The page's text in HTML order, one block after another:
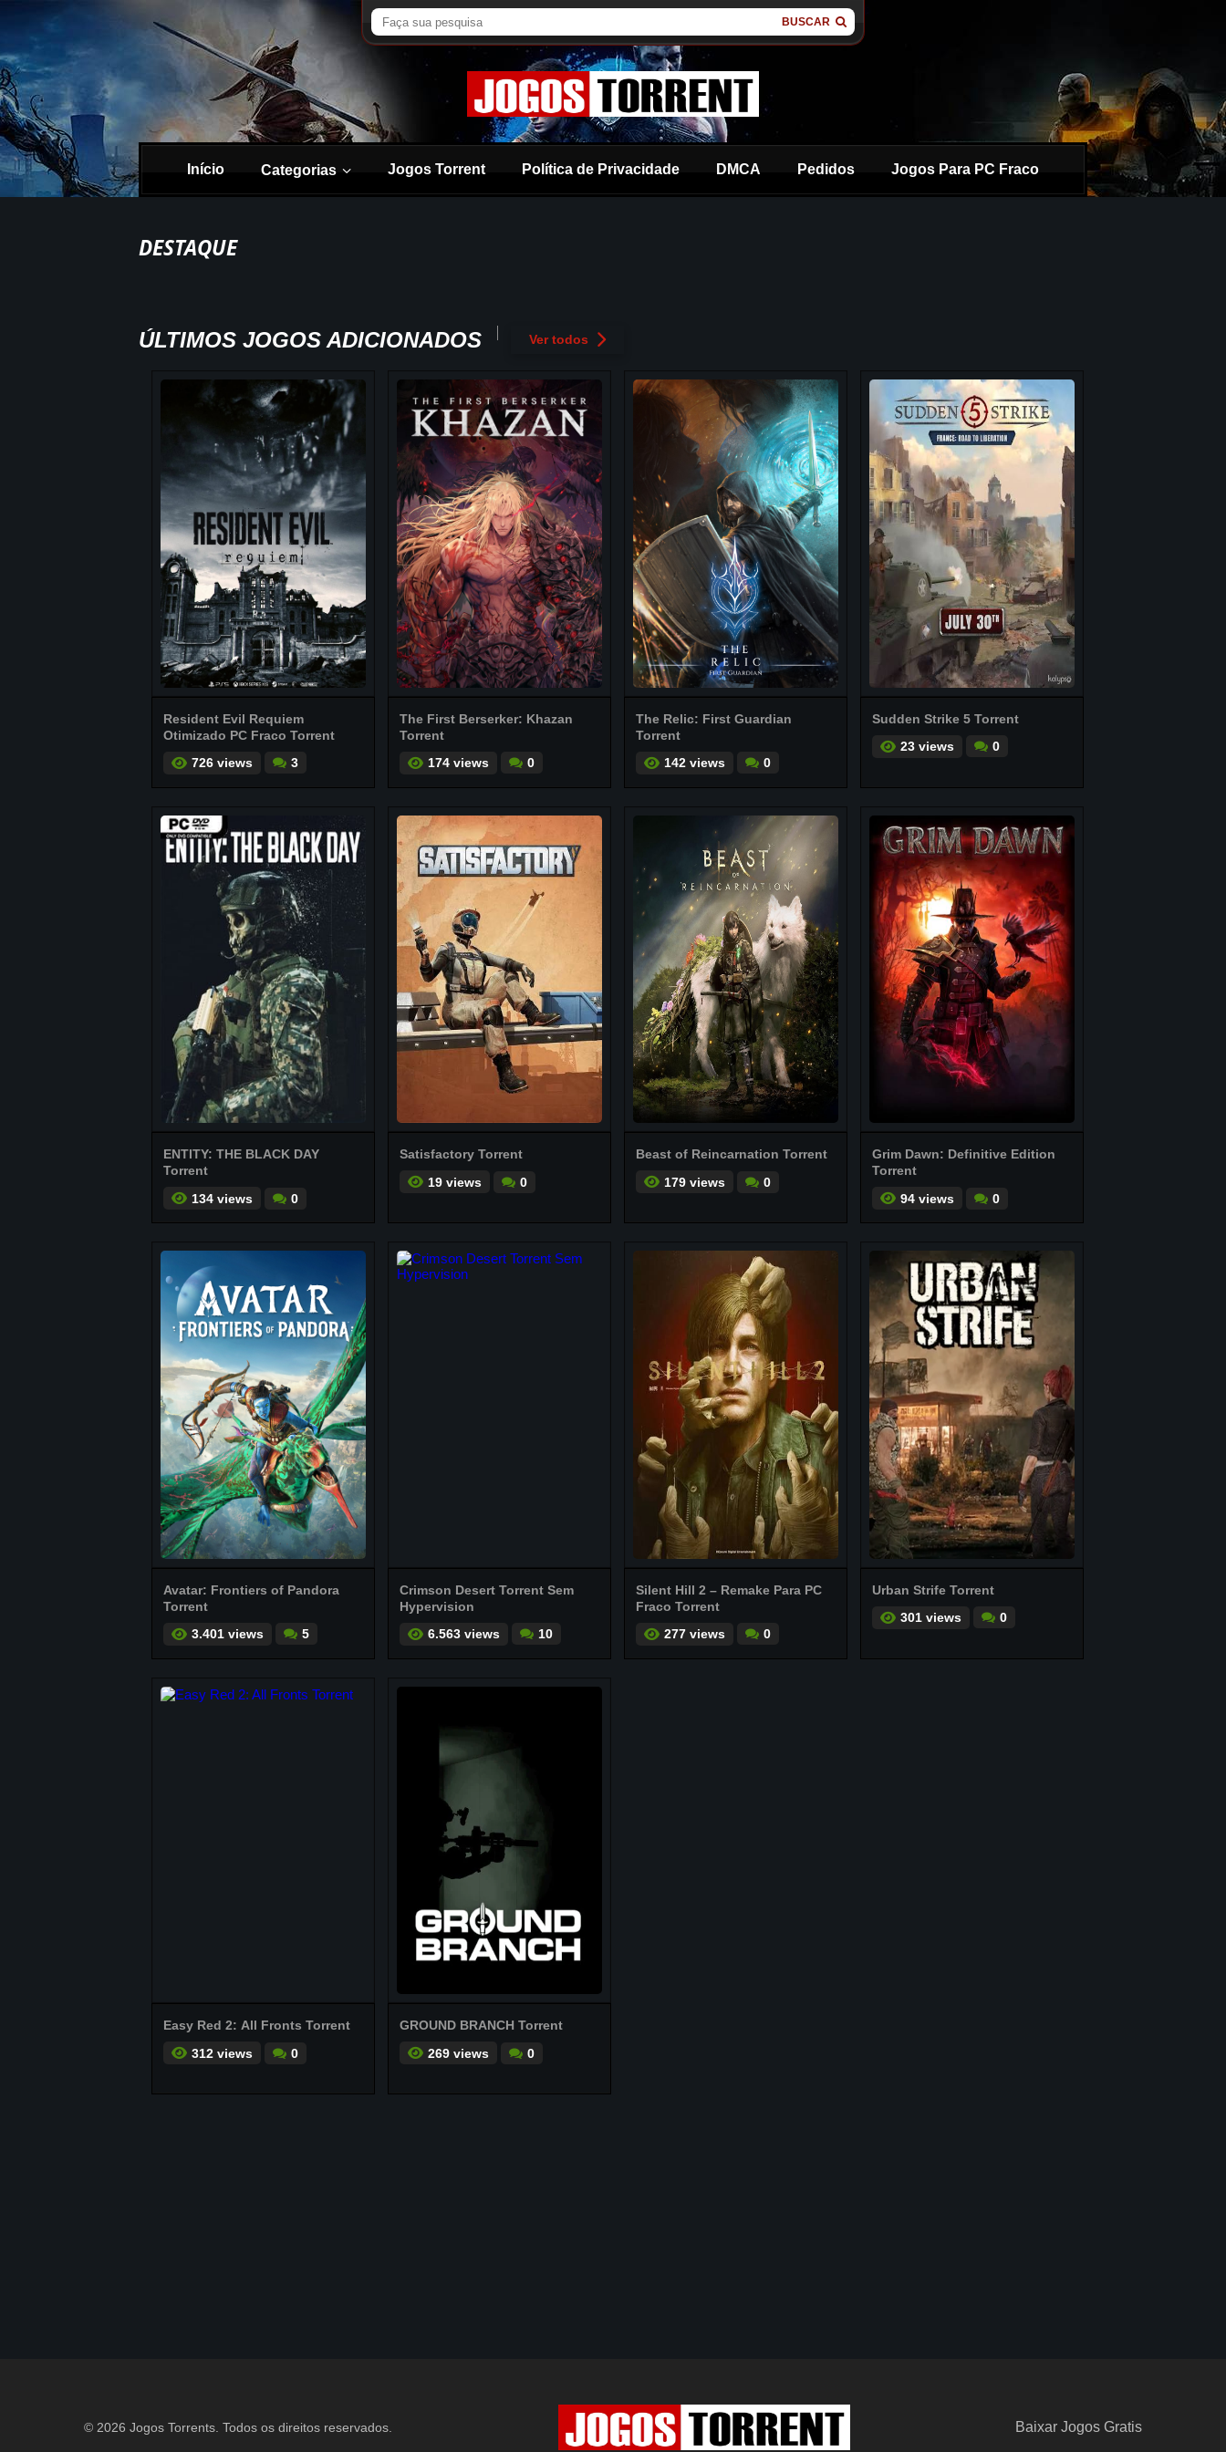
BUSCAR
Início Categorias Jogos Torrent Política de Privacidade DMCA Pedidos Jogos Para PC Fraco
DESTAQUE
ÚLTIMOS JOGOS ADICIONADOS Ver todos
Resident Evil Requiem
Otimizado PC Fraco Torrent
726 views
3
The First Berserker: Khazan
Torrent
174 views
0
The Relic: First Guardian
Torrent
142 views
0
Sudden Strike 5 Torrent
23 views
0
ENTITY: THE BLACK DAY
Torrent
134 views
0
Satisfactory Torrent
19 views
0
Beast of Reincarnation Torrent
179 views
0
Grim Dawn: Definitive Edition
Torrent
94 views
0
Avatar: Frontiers of Pandora
Torrent
3.401 views
5
Crimson Desert Torrent Sem
Hypervision
6.563 views
10
Silent Hill 2 – Remake Para PC
Fraco Torrent
277 views
0
Urban Strife Torrent
301 views
0
Easy Red 2: All Fronts Torrent
312 views
0
GROUND BRANCH Torrent
269 views
0
© 2026 Jogos Torrents. Todos os direitos reservados. Baixar Jogos Gratis